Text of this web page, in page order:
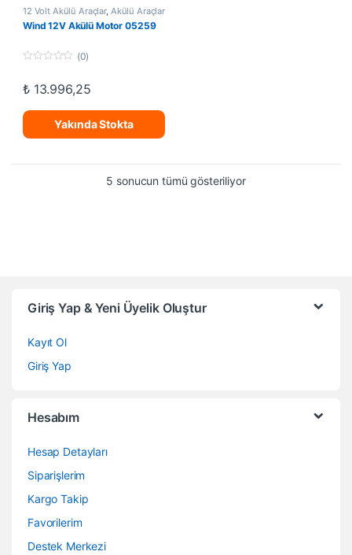
12 Volt Akülü Araçlar, Akülü Araçlar
Wind 12V Akülü Motor 05259
u
f
(0)
₺13.996,25
Yakında Stokta
5 sonucun tümü gösteriliyorEn yeniye göre
Giriş Yap & Yeni Üyelik Oluştur
Kayıt Ol
Giriş Yap
Hesabım
Hesap Detayları
Siparişlerim
Kargo Takip
Favorilerim
Destek Merkezi